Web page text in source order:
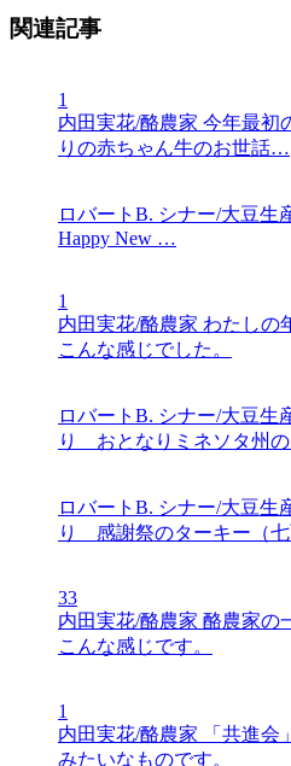
関連記事
1
内田実花/酪農家 今年最初
りの赤ちゃん牛のお世話…
ロバートB. シナー/大豆生
Happy New …
1
内田実花/酪農家 わたしの
こんな感じでした。
ロバートB. シナー/大豆生
り おとなりミネソタ州
ロバートB. シナー/大豆生
り 感謝祭のターキー（七
33
内田実花/酪農家 酪農家の
こんな感じです。
1
内田実花/酪農家
「共進
みたいなものです。